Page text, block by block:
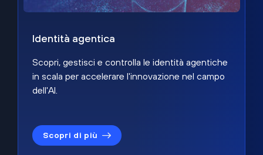
Identità agentica
Scopri, gestisci e controlla le identità agentiche
in scala per accelerare l'innovazione nel campo
dell'AI.
Scopri di più